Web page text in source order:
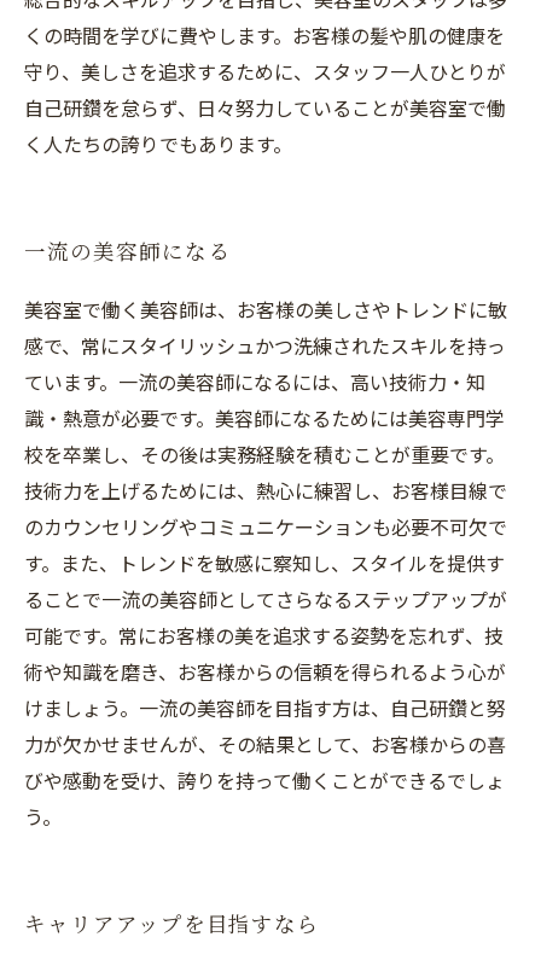
くの時間を学びに費やします。お客様の髪や肌の健康を
守り、美しさを追求するために、スタッフ一人ひとりが
自己研鑽を怠らず、日々努力していることが美容室で働
く人たちの誇りでもあります。
一流の美容師になる
美容室で働く美容師は、お客様の美しさやトレンドに敏
感で、常にスタイリッシュかつ洗練されたスキルを持っ
ています。一流の美容師になるには、高い技術力・知
識・熱意が必要です。美容師になるためには美容専門学
校を卒業し、その後は実務経験を積むことが重要です。
技術力を上げるためには、熱心に練習し、お客様目線で
のカウンセリングやコミュニケーションも必要不可欠で
す。また、トレンドを敏感に察知し、スタイルを提供す
ることで一流の美容師としてさらなるステップアップが
可能です。常にお客様の美を追求する姿勢を忘れず、技
術や知識を磨き、お客様からの信頼を得られるよう心が
けましょう。一流の美容師を目指す方は、自己研鑽と努
力が欠かせませんが、その結果として、お客様からの喜
びや感動を受け、誇りを持って働くことができるでしょ
う。
キャリアアップを目指すなら